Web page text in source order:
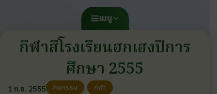
เมนู
กีฬาสีโรงเรียนฮกเฮงปีการ
ศึกษา 2555
1 ก.ย. 2555 กิจกรรม กีฬา